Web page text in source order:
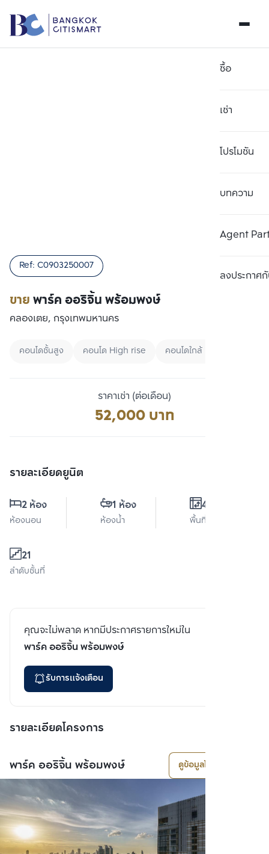
ซื้อ
เช่า
โปรโมชัน
บทความ
Agent
ลงประกาศกั
ขายพาร์ค ออริจิ้น พร้อมพงษ์
Ref: C0903250007
คลองเตย, กรุงเทพมหานคร
คอนโดชั้นสูง คอนโด High rise คอนโดใกล้ BTS
ราคาเช่า (ต่อเดือน)
52,000 บาท
รายละเอียดยูนิต
2 ห้อง
ห้องนอน
1 ห้อง
ห้องน้ำ
45 ตร.ม.
พื้นที่ใช้สอย
21
ลำดับชั้นที่
คุณจะไม่พลาด หากมีประกาศรายการใหม่ใน
พาร์ค ออริจิ้น พร้อมพงษ์
รับการแจ้งเตือน
รายละเอียดโครงการ
พาร์ค ออริจิ้น พร้อมพงษ์ ดูข้อมูลโครงการ
เปรียบเทียบ